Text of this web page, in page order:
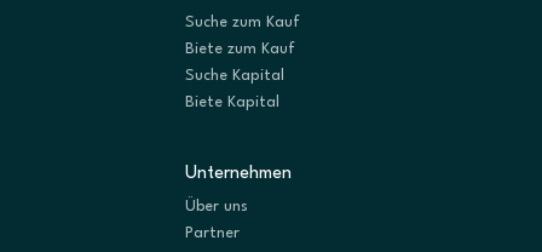
Suche zum Kauf
Biete zum Kauf
Suche Kapital
Biete Kapital
Unternehmen
Über uns
Partner